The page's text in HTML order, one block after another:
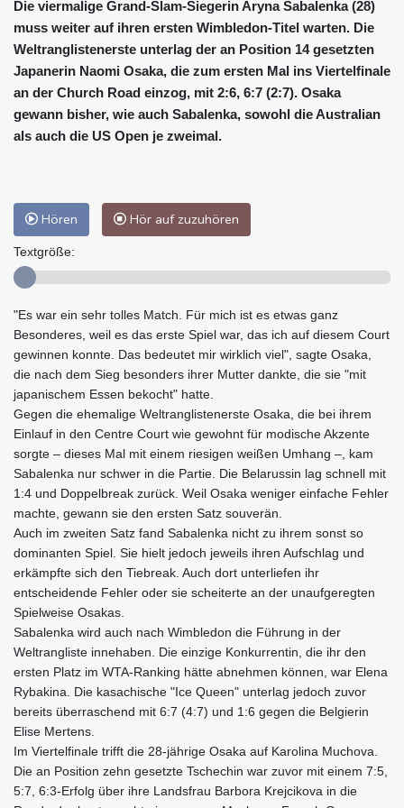
Die viermalige Grand-Slam-Siegerin Aryna Sabalenka (28)
muss weiter auf ihren ersten Wimbledon-Titel warten. Die
Weltranglistenerste unterlag der an Position 14 gesetzten
Japanerin Naomi Osaka, die zum ersten Mal ins Viertelfinale
an der Church Road einzog, mit 2:6, 6:7 (2:7). Osaka
gewann bisher, wie auch Sabalenka, sowohl die Australian
als auch die US Open je zweimal.
Hören Hör auf zuzuhören
Textgröße:
"Es war ein sehr tolles Match. Für mich ist es etwas ganz
Besonderes, weil es das erste Spiel war, das ich auf diesem Court
gewinnen konnte. Das bedeutet mir wirklich viel", sagte Osaka,
die nach dem Sieg besonders ihrer Mutter dankte, die sie "mit
japanischem Essen bekocht" hatte.
Gegen die ehemalige Weltranglistenerste Osaka, die bei ihrem
Einlauf in den Centre Court wie gewohnt für modische Akzente
sorgte – dieses Mal mit einem riesigen weißen Umhang –, kam
Sabalenka nur schwer in die Partie. Die Belarussin lag schnell mit
1:4 und Doppelbreak zurück. Weil Osaka weniger einfache Fehler
machte, gewann sie den ersten Satz souverän.
Auch im zweiten Satz fand Sabalenka nicht zu ihrem sonst so
dominanten Spiel. Sie hielt jedoch jeweils ihren Aufschlag und
erkämpfte sich den Tiebreak. Auch dort unterliefen ihr
entscheidende Fehler oder sie scheiterte an der unaufgeregten
Spielweise Osakas.
Sabalenka wird auch nach Wimbledon die Führung in der
Weltrangliste innehaben. Die einzige Konkurrentin, die ihr den
ersten Platz im WTA-Ranking hätte abnehmen können, war Elena
Rybakina. Die kasachische "Ice Queen" unterlag jedoch zuvor
bereits überraschend mit 6:7 (4:7) und 1:6 gegen die Belgierin
Elise Mertens.
Im Viertelfinale trifft die 28-jährige Osaka auf Karolina Muchova.
Die an Position zehn gesetzte Tschechin war zuvor mit einem 7:5,
5:7, 6:3-Erfolg über ihre Landsfrau Barbora Krejcikova in die